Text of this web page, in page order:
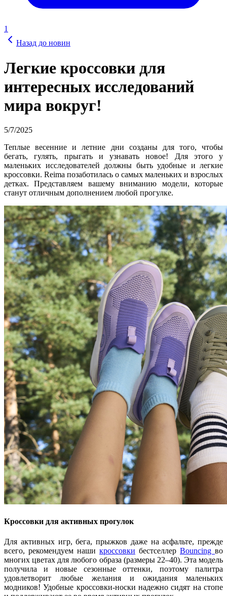
1
Назад до новин
Легкие кроссовки для
интересных исследований
мира вокруг!
5/7/2025
Теплые весенние и летние дни созданы для того, чтобы
бегать, гулять, прыгать и узнавать новое! Для этого у
маленьких исследователей должны быть удобные и легкие
кроссовки. Reima позаботилась о самых маленьких и взрослых
детках. Представляем вашему вниманию модели, которые
станут отличным дополнением любой прогулке.
Кроссовки для активных прогулок
Для активных игр, бега, прыжков даже на асфальте, прежде
всего, рекомендуем наши кроссовки бестселлер Bouncing во
многих цветах для любого образа (размеры 22–40). Эта модель
получила и новые сезонные оттенки, поэтому палитра
удовлетворит любые желания и ожидания маленьких
модников! Удобные кроссовки-носки надежно сидят на стопе